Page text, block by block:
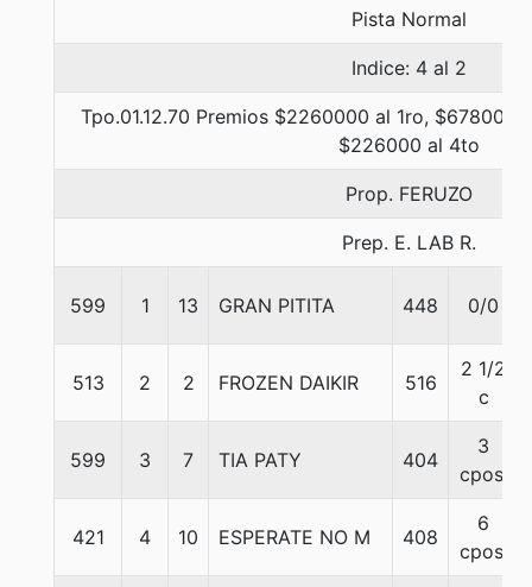
Pista Normal
Indice: 4 al 2
Tpo.01.12.70 Premios $2260000 al 1ro, $678000
$226000 al 4to
Prop. FERUZO
Prep. E. LAB R.
599 1 13 GRAN PITITA 448 0/0
513 2 2 FROZEN DAIKIR 516
2 1/2
c
599 3 7 TIA PATY 404
3
cpos.
421 4 10 ESPERATE NO M 408
6
cpos.